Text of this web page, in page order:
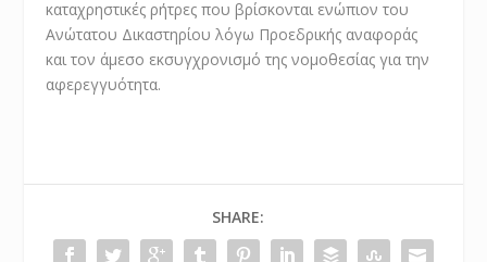
καταχρηστικές ρήτρες που βρίσκονται ενώπιον του
Ανώτατου Δικαστηρίου λόγω Προεδρικής αναφοράς
και τον άμεσο εκσυγχρονισμό της νομοθεσίας για την
αφερεγγυότητα.
SHARE: